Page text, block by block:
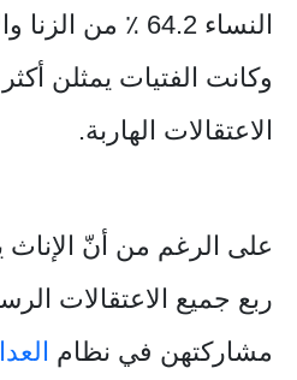
النساء 64.2 ٪ من
وكانت الفتيات يمثلن
الاعتقالات الهاربة.
على الرغم من أنّ
ربع جميع الاعتقالات
مشاركتهن في نظام